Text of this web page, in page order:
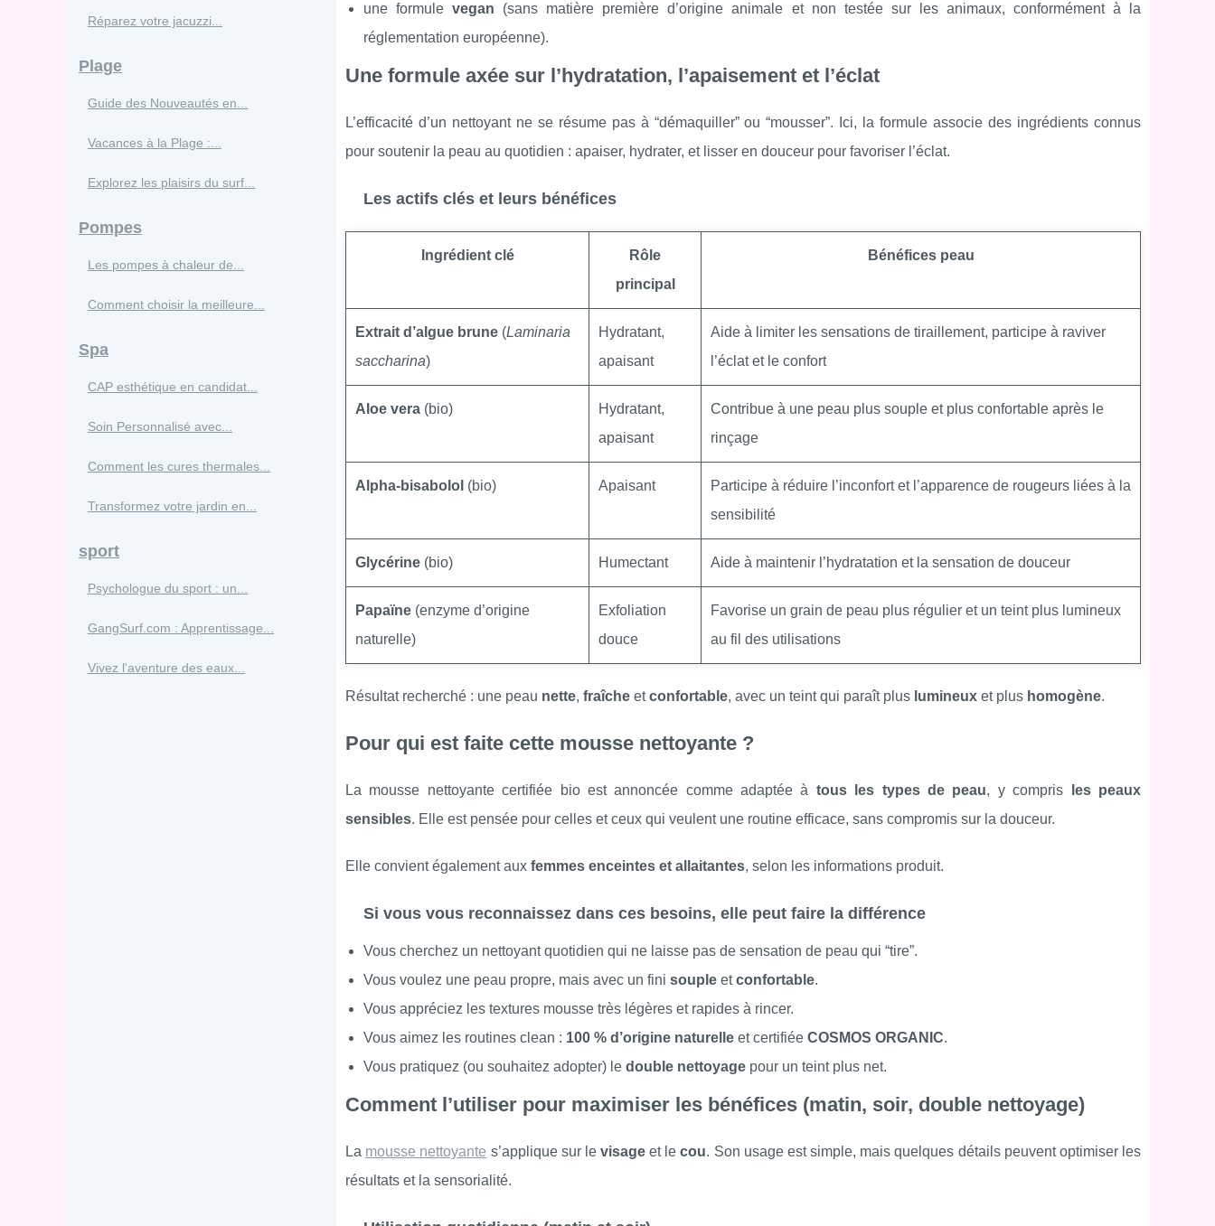
une formulevegan (sans matière première d’origine animale et non testée sur les animaux, conformément à la
réglementation européenne).
Une formule axée sur l’hydratation, l’apaisement et l’éclat
L’efficacité d’un nettoyant ne se résume pas à “démaquiller” ou “mousser”. Ici, la formule associe des ingrédients connus
pour soutenir la peau au quotidien : apaiser, hydrater, et lisser en douceur pour favoriser l’éclat.
Les actifs clés et leurs bénéfices
Ingrédient clé
Rôle
principal
Bénéfices peau
Extrait d’algue brune (Laminaria
saccharina)
Hydratant,
apaisant
Aide à limiter les sensations de tiraillement, participe à raviver
l’éclat et le confort
Aloe vera (bio)
Hydratant,
apaisant
Contribue à une peau plus souple et plus confortable après le
rinçage
Alpha-bisabolol (bio) Apaisant
Participe à réduire l’inconfort et l’apparence de rougeurs liées à la
sensibilité
Glycérine (bio) Humectant Aide à maintenir l’hydratation et la sensation de douceur
Papaïne (enzyme d’origine
naturelle)
Exfoliation
douce
Favorise un grain de peau plus régulier et un teint plus lumineux
au fil des utilisations
Résultat recherché : une peau nette, fraîche etconfortable, avec un teint qui paraît plus lumineux et plus homogène.
Pour qui est faite cette mousse nettoyante ?
La mousse nettoyante certifiée bio est annoncée comme adaptée à tous les types de peau, y compris
les peaux
sensibles. Elle est pensée pour celles et ceux qui veulent une routine efficace, sans compromis sur la douceur.
Elle convient également aux femmes enceintes et allaitantes, selon les informations produit.
Si vous vous reconnaissez dans ces besoins, elle peut faire la différence
Vous cherchez un nettoyant quotidien qui ne laisse pas de sensation de peau qui “tire”.
Vous voulez une peau propre, mais avec un fini souple etconfortable.
Vous appréciez les textures mousse très légères et rapides à rincer.
Vous aimez les routines clean : 100 % d’origine naturelle et certifiée COSMOS ORGANIC.
Vous pratiquez (ou souhaitez adopter) le double nettoyage pour un teint plus net.
Comment l’utiliser pour maximiser les bénéfices (matin, soir, double nettoyage)
La mousse nettoyante s’applique sur le visageet lecou. Son usage est simple, mais quelques détails peuvent optimiser les
résultats et la sensorialité.
Réparez votre jacuzzi...
Plage
Guide des Nouveautés en...
Vacances à la Plage :...
Explorez les plaisirs du surf...
Pompes
Les pompes à chaleur de...
Comment choisir la meilleure...
Spa
CAP esthétique en candidat...
Soin Personnalisé avec...
Comment les cures thermales...
Transformez votre jardin en...
sport
Psychologue du sport : un...
GangSurf.com : Apprentissage...
Vivez l'aventure des eaux...